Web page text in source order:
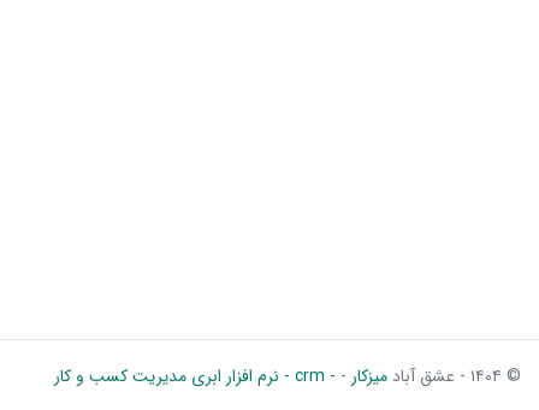
© ۱۴۰۴ - عشق آباد میزکار - - crm - نرم افزار ابری مدیریت کسب و کار